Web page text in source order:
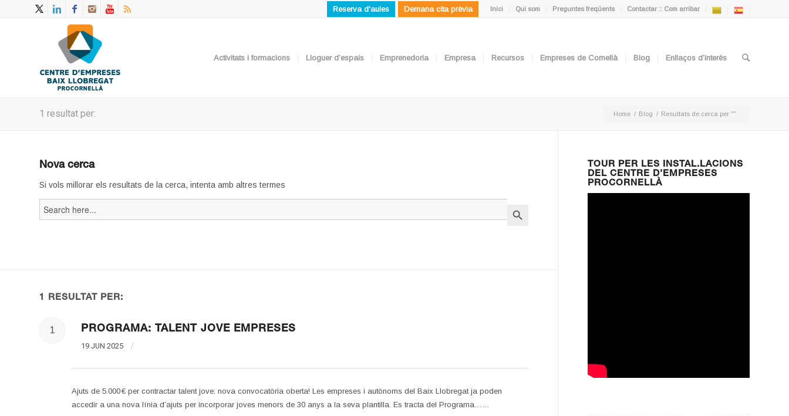
Inici Qui som Preguntes freqüents Contactar :: Com arribar
Reserva d'aules Demana cita prèvia
Activitats i formacions Lloguer d’espais Emprenedoria Empresa Recursos Empreses de Cornellà Blog Enllaços d’interès
1 resultat per: Home / Blog / Resultats de cerca per ""
Nova cerca
Si vols millorar els resultats de la cerca, intenta amb altres termes
Search
for:
1 RESULTAT PER:
1 PROGRAMA: TALENT JOVE EMPRESES
19 JUN 2025 /
Ajuts de 5.000 € per contractar talent jove: nova convocatòria oberta! Les empreses i autònoms del Baix Llobregat ja poden
accedir a una nova línia d’ajuts per incorporar joves menors de 30 anys a la seva plantilla. Es tracta del Programa……
TOUR PER LES INSTAL.LACIONS
DEL CENTRE D’EMPRESES
PROCORNELLÀ